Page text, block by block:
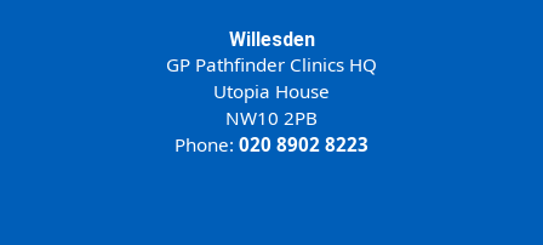
Willesden
GP Pathfinder Clinics HQ
Utopia House
NW10 2PB
Phone: 020 8902 8223